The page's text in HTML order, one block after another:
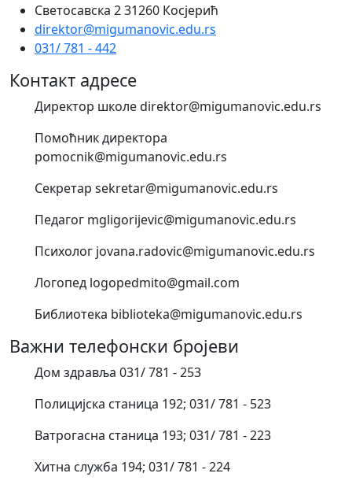
Светосавска 2 31260 Косјерић
direktor@migumanovic.edu.rs
031/ 781 - 442
Контакт адресе
Директор школе direktor@migumanovic.edu.rs
Помоћник директора
pomocnik@migumanovic.edu.rs
Секретар sekretar@migumanovic.edu.rs
Педагог mgligorijevic@migumanovic.edu.rs
Психолог jovana.radovic@migumanovic.edu.rs
Логопед logopedmito@gmail.com
Библиотека biblioteka@migumanovic.edu.rs
Важни телефонски бројеви
Дом здравља 031/ 781 - 253
Полицијска станица 192; 031/ 781 - 523
Ватрогасна станица 193; 031/ 781 - 223
Хитна служба 194; 031/ 781 - 224